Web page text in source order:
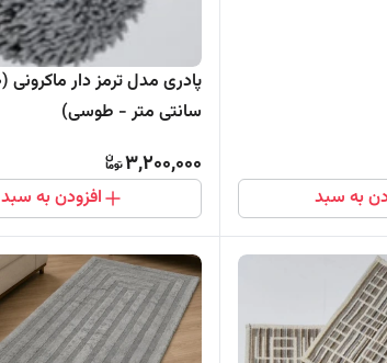
به سبد
سانتی متر - طوسی)
3,200,000
افزودن به سبد